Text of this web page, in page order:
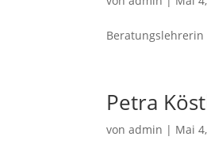
Beratungslehrerin
Petra
vonadmin | Mai